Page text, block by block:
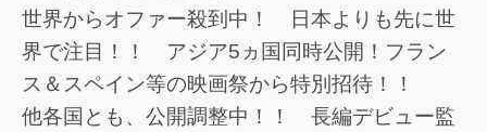
世界からオファー殺到中！ 日本よりも先に世
界で注目！！ アジア5ヵ国同時公開！フラン
ス＆スペイン等の映画祭から特別招待！！
他各国とも、公開調整中！！ 長編デビュー監